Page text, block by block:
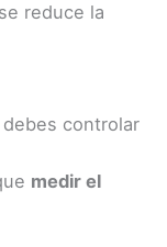
reduce la
debes controlar
medir el